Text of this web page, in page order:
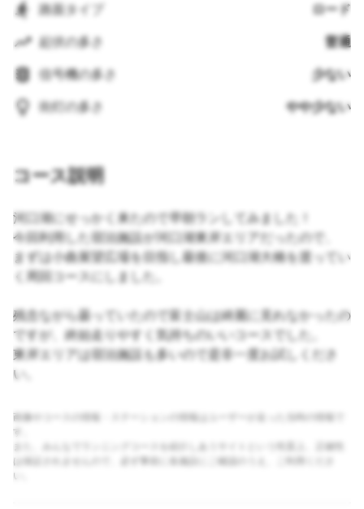
路面タイプ ロード
起伏の多さ 普通
信号機の多さ 少ない
街灯の多さ やや少ない
コース説明
河口湖にせっかく来たので早朝ランしてみました！
今回利用した宿泊施設が河口湖東岸エリアだったので、
まずは小曲展望広場を目指し最後に河口湖大橋を渡ってい
く周回コースにしました。
残念ながら曇っていたので富士山は綺麗に見れなかったの
ですが、終始走りやすく気持ちのいいコースでした。
東岸エリアは宿泊施設も多いので是非一度お試しくださ
い。
画像やコースの情報・ステーションの情報はユーザーが走った当時の情報で
す。
また、みんなでランニングコースを紹介しあうサイトという性質上、正確性
は保証されませんので、必ず事前に各施設にご確認のうえ、ご利用くださ
い。